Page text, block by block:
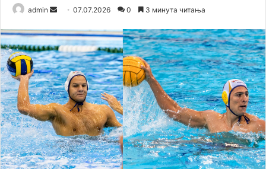
admin
n
d
a
n
e
m
a
i
l
07.07.2026 0 3 минута читања